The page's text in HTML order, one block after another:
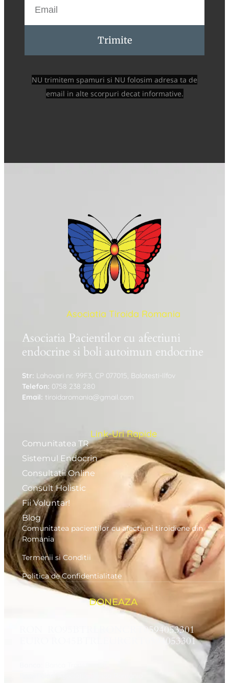
Trimite
NU trimitem spamuri si NU folosim adresa ta de
email in alte scorpuri decat informative.
Asociatia Tiroida Romania
Asociatia Pacientilor cu afectiuni
endocrine si boli autoimun endocrine
Str: Lahovari nr. 99F3, CP 077015, Balotesti-Ilfov
Telefon: 0758 238 280
Email: tiroidaromania@gmail.com
Link-Uri Rapide
Comunitatea TR
Sistemul Endocrin
Consultatii Online
Consult Holistic
Fii Voluntar!
Blog
Comunitatea pacientilor cu afectiuni tiroidiene din
Romania
Termenii si Conditii
Politica de Confidentialitate
DONEAZA
RON RO95BTRLRONCRT0594053301
EURO RO45BTRLEURCRT0594053301